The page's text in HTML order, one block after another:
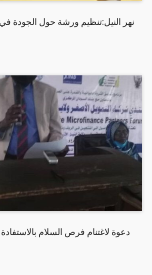
نهر النيل:تنظيم ورشة حول الجودة
دعوة لاغتنام فرص السلام